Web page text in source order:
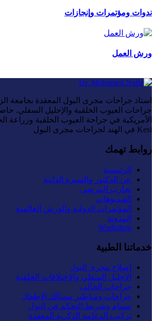
ندوات ومؤتمرات وإنجازات
ورش العمل
استاذ جراحات مجرى البول المعقدة بجامعة
جراحات العيوب الخلقية والإحليل السفلي.
الأمريكية في جراحة العيوب الخلقية وزراعة
Kesi في الهند لجراحات مجرى البول
روابط تهمك
الرئيسية
عن الدكتور والسيرة الذاتية
تجارب المرضى
الفيديوهات
المؤتمرات الدولية والورش العالمية
المدونة
Workshop
خدماتنا الطبية
إصلاح مجرى البول
الإحليل السفلي والإختلافات الخلقية
جراحات الحالب
جراحات ومناظير مسالك الاطفال
صمام وشريط التحكم في البول
تركيب الدعامة الذكرية المعقدة